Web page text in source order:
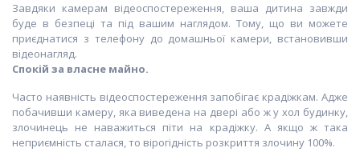
Завдяки камерам відеоспостереження, ваша дитина завжди
буде в безпеці та під вашим наглядом. Тому, що ви можете
приєднатися з телефону до домашньої камери, встановивши
відеонагляд.
Спокій за власне майно.
Часто наявність відеоспостереження запобігає крадіжкам. Адже
побачивши камеру, яка виведена на двері або ж у хол будинку,
злочинець не наважиться піти на крадіжку. А якщо ж така
неприємність сталася, то вірогідність розкриття злочину 100%.